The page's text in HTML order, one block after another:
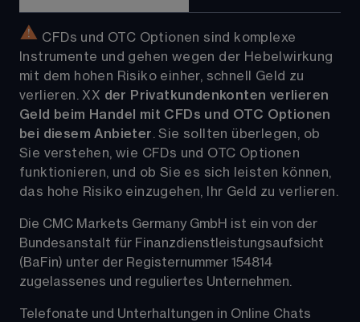
CFDs und OTC Optionen sind komplexe
Instrumente und gehen wegen der Hebelwirkung
mit dem hohen Risiko einher, schnell Geld zu
verlieren. XX der Privatkundenkonten verlieren
Geld beim Handel mit CFDs und OTC Optionen
bei diesem Anbieter. Sie sollten überlegen, ob
Sie verstehen, wie CFDs und OTC Optionen
funktionieren, und ob Sie es sich leisten können,
das hohe Risiko einzugehen, Ihr Geld zu verlieren.
Die CMC Markets Germany GmbH ist ein von der
Bundesanstalt für Finanzdienstleistungsaufsicht
(BaFin) unter der Registernummer 154814
zugelassenes und reguliertes Unternehmen.
Telefonate und Unterhaltungen in Online Chats